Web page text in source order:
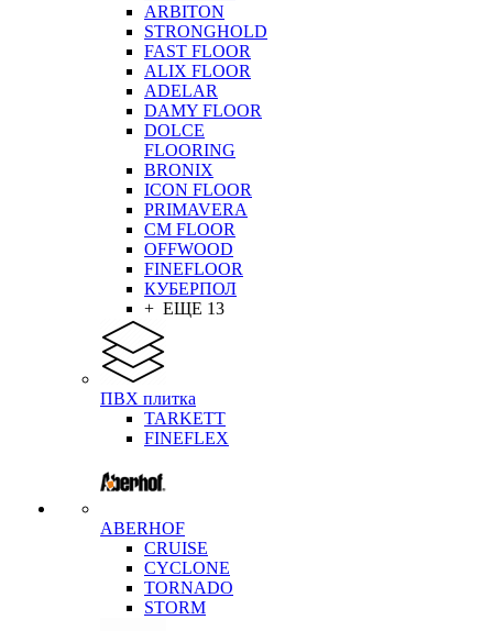
ARBITON
STRONGHOLD
FAST FLOOR
ALIX FLOOR
ADELAR
DAMY FLOOR
DOLCE
FLOORING
BRONIX
ICON FLOOR
PRIMAVERA
CM FLOOR
OFFWOOD
FINEFLOOR
КУБЕРПОЛ
+ ЕЩЕ 13
ПВХ плитка
TARKETT
FINEFLEX
ABERHOF
CRUISE
CYCLONE
TORNADO
STORM